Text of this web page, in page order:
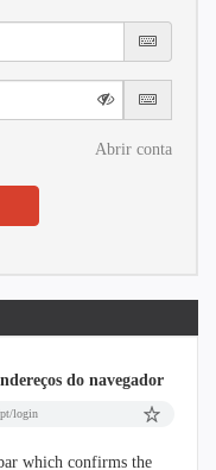
Abrir conta
do navegador
login
which confirms the